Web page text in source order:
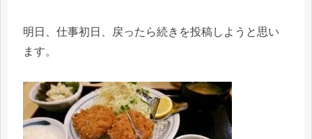
明日、仕事初日、戻ったら続きを投稿しようと思い
ます。